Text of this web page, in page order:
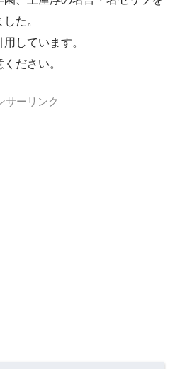
た。
しています。
ださい。
サーリンク